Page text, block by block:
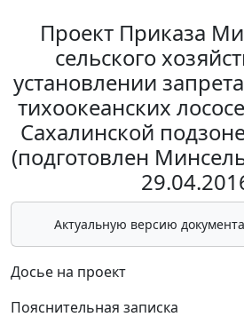
Проект Приказа
сельского
установлении
тихоокеанских
Сахалинской
(подготовлен
Актуальную версию
Досье на проект
Пояснительная записка